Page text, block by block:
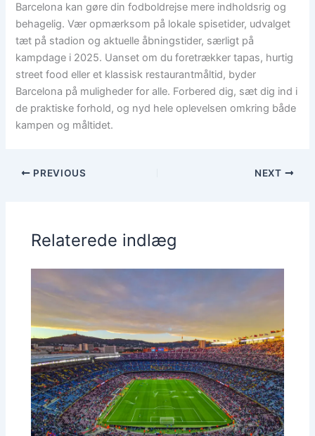
Barcelona kan gøre din fodboldrejse mere indholdsrig og
behagelig. Vær opmærksom på lokale spisetider, udvalget
tæt på stadion og aktuelle åbningstider, særligt på
kampdage i 2025. Uanset om du foretrækker tapas, hurtig
street food eller et klassisk restaurantmåltid, byder
Barcelona på muligheder for alle. Forbered dig, sæt dig ind i
de praktiske forhold, og nyd hele oplevelsen omkring både
kampen og måltidet.
PREVIOUS NEXT
Relaterede indlæg